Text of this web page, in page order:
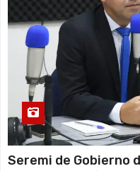
Seremi de Gobierno